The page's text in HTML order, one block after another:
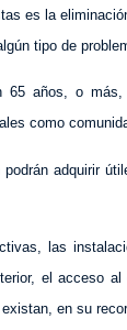
es la
tipo de
65 años, o
como
adquirir
las
el acceso
en su